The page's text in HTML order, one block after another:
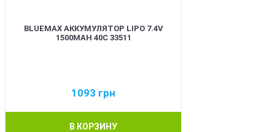
BLUEMAX АККУМУЛЯТОР LIPO 7.4V
1500MAH 40C 33511
1093 грн
В КОРЗИНУ